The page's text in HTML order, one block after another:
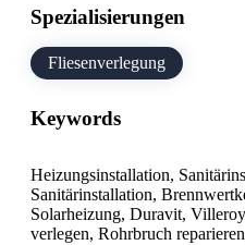
Spezialisierungen
Fliesenverlegung
Keywords
Heizungsinstallation,
Sanitärinstallation,
Solarheizung, Duravit,
verlegen, Rohrbruch